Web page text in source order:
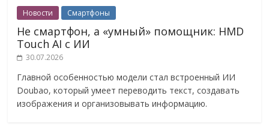
Новости Смартфоны
Не смартфон, а «умный» помощник: HMD
Touch AI с ИИ
30.07.2026
Главной особенностью модели стал встроенный ИИ
Doubao, который умеет переводить текст, создавать
изображения и организовывать информацию.